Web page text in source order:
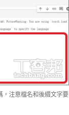
，注意檔名和後綴文字要